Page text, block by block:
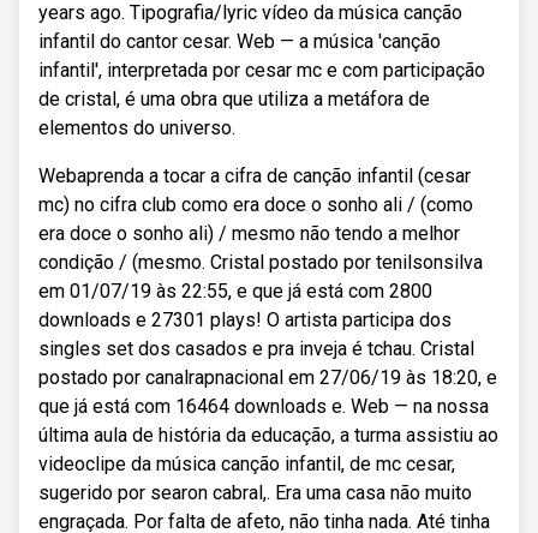
years ago. Tipografia/lyric vídeo da música canção
infantil do cantor cesar. Web — a música 'canção
infantil', interpretada por cesar mc e com participação
de cristal, é uma obra que utiliza a metáfora de
elementos do universo.
Webaprenda a tocar a cifra de canção infantil (cesar
mc) no cifra club como era doce o sonho ali / (como
era doce o sonho ali) / mesmo não tendo a melhor
condição / (mesmo. Cristal postado por tenilsonsilva
em 01/07/19 às 22:55, e que já está com 2800
downloads e 27301 plays! O artista participa dos
singles set dos casados e pra inveja é tchau. Cristal
postado por canalrapnacional em 27/06/19 às 18:20, e
que já está com 16464 downloads e. Web — na nossa
última aula de história da educação, a turma assistiu ao
videoclipe da música canção infantil, de mc cesar,
sugerido por searon cabral,. Era uma casa não muito
engraçada. Por falta de afeto, não tinha nada. Até tinha